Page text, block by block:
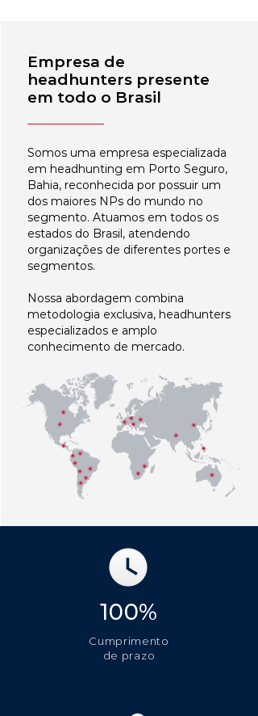
Empresa de
headhunters presente
em todo o Brasil
Somos uma empresa especializada
em headhunting em Porto Seguro,
Bahia, reconhecida por possuir um
dos maiores NPs do mundo no
segmento. Atuamos em todos os
estados do Brasil, atendendo
organizações de diferentes portes e
segmentos.
Nossa abordagem combina
metodologia exclusiva, headhunters
especializados e amplo
conhecimento de mercado.
100%
Cumprimento
de prazo